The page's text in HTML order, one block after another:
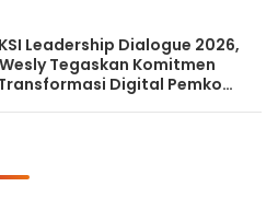
Leadership Dialogue 2026,
Tegaskan Komitmen
Digital Pemko